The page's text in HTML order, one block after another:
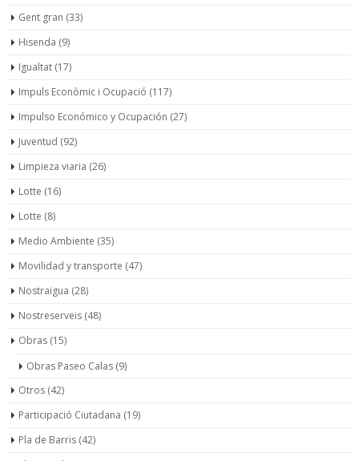
Gent gran (33)
Hisenda (9)
Igualtat (17)
Impuls Econòmic i Ocupació (117)
Impulso Económico y Ocupación (27)
Juventud (92)
Limpieza viaria (26)
Lotte (16)
Lotte (8)
Medio Ambiente (35)
Movilidad y transporte (47)
Nostraigua (28)
Nostreserveis (48)
Obras (15)
Obras Paseo Calas (9)
Otros (42)
Participació Ciutadana (19)
Pla de Barris (42)